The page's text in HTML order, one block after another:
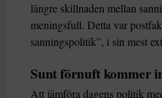
längre skillnaden mellan
meningsfull. Detta var
sanningspolitik”, i sin mest
Sunt förnuft kommer
Att jämföra dagens politik